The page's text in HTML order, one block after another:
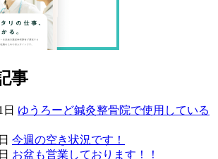
事
ゆうろーど鍼灸整骨院で使用している
今週の空き状況です！
お盆も営業しております！！